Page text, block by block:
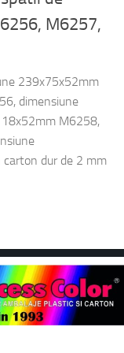
M6257,
239x75x52mm
dimensiune
M6258,
dur de 2 mm